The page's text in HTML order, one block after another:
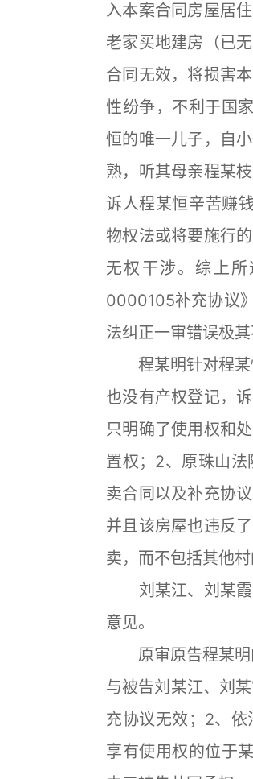
入本案合同房屋居
老家买地建房（已
合同无效，将损害
性纷争，不利于国
恒的唯一儿子，自
熟，听其母亲程某
诉人程某恒辛苦赚
物权法或将要施行
无权干涉。综上
0000105补充协议
法纠正一审错误极
程某明针对程某
也没有产权登记，
只明确了使用权和
置权；2、原珠山
卖合同以及补充协
并且该房屋也违反
卖，而不包括其他
刘某江、刘某霞
意见。
原审原告程某明
与被告刘某江、刘
充协议无效；2、
享有使用权的位于